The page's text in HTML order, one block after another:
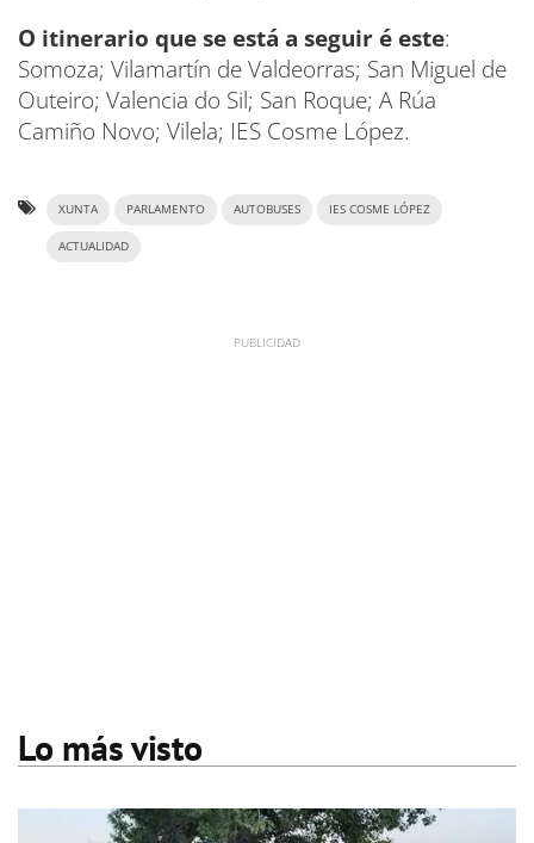
O itinerario que se está a seguir é este:
Somoza; Vilamartín de Valdeorras; San Miguel de
Outeiro; Valencia do Sil; San Roque; A Rúa
Camiño Novo; Vilela; IES Cosme López.
XUNTA PARLAMENTO AUTOBUSES IES COSME LÓPEZ
ACTUALIDAD
Lo más visto